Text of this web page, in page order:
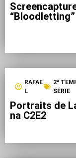
“Bloodletting”
RAFAE
L
2ª
SÉRIE
Portraits de
na C2E2